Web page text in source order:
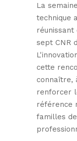
La
technique
sept CNR
cette
connaître,
renforcer
référence
familles